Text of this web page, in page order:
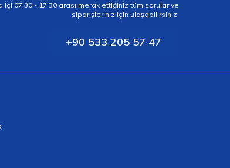
içi 07:30 - 17:30 arası merak ettiğiniz tüm sorular ve
siparişleriniz için ulaşabilirsiniz.
+90 533 205 57 47